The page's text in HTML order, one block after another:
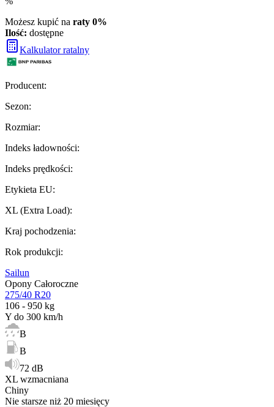
Możesz kupić na raty 0%
Ilość: dostępne
Kalkulator ratalny
Producent:
Sezon:
Rozmiar:
Indeks ładowności:
Indeks prędkości:
Etykieta EU:
XL (Extra Load):
Kraj pochodzenia:
Rok produkcji:
Sailun
Opony Całoroczne
275/40 R20
106 - 950 kg
Y do 300 km/h
B
B
72 dB
XL wzmacniana
Chiny
Nie starsze niż 20 miesięcy